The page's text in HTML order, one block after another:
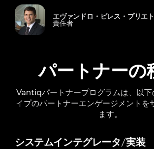
エヴァンドロ・ピレス・プリエト
責任者
パートナーの
Vantiqパートナープログラムは、以下
イプのパートナーエンゲージメントを
ます。
システムインテグレータ/実装